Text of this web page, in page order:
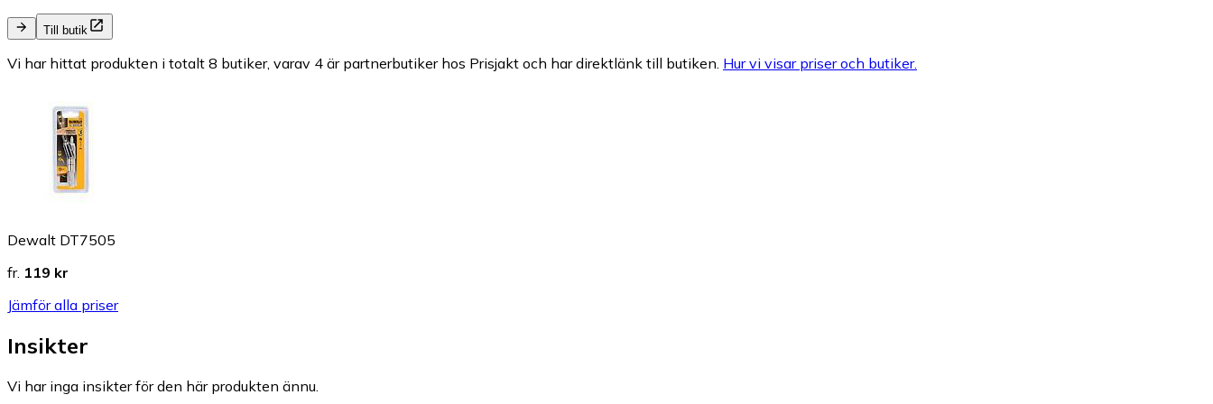
Till butik
Vi har hittat produkten i totalt 8 butiker, varav 4 är partnerbutiker hos Prisjakt och har direktlänk till butiken. Hur vi visar priser och butiker.
Dewalt DT7505
fr. 119 kr
Jämför alla priser
Insikter
Vi har inga insikter för den här produkten ännu.